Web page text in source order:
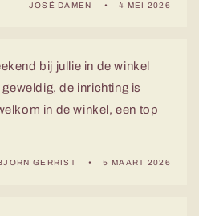
JOSÉ DAMEN 4 MEI 2026
bij jullie in de winkel
de inrichting is
in de winkel, een top
GERRIST 5 MAART 2026